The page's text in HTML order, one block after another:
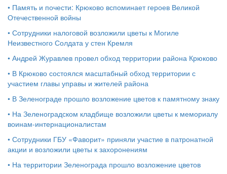
• Память и почести: Крюково вспоминает героев Великой
Отечественной войны
• Сотрудники налоговой возложили цветы к Могиле
Неизвестного Солдата у стен Кремля
• Андрей Журавлев провел обход территории района Крюково
• В Крюково состоялся масштабный обход территории с
участием главы управы и жителей района
• В Зеленограде прошло возложение цветов к памятному знаку
• На Зеленоградском кладбище возложили цветы к мемориалу
воинам-интернационалистам
• Сотрудники ГБУ «Фаворит» приняли участие в патронатной
акции и возложили цветы к захоронениям
• На территории Зеленограда прошло возложение цветов